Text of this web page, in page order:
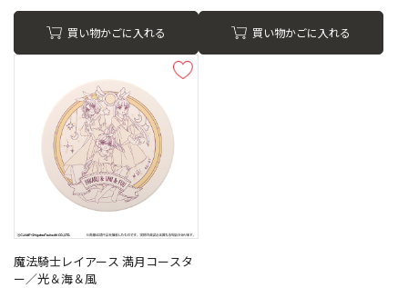
買い物かごに入れる 買い物かごに入れる
魔法騎士レイアース 満月コースタ
ー／光＆海＆風